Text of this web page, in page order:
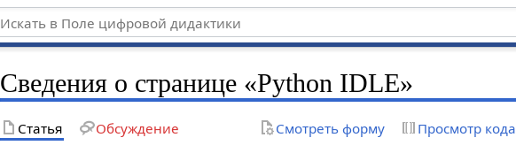
Сведения о странице «Python IDLE»
Статья Обсуждение Смотреть форму Просмотр кода